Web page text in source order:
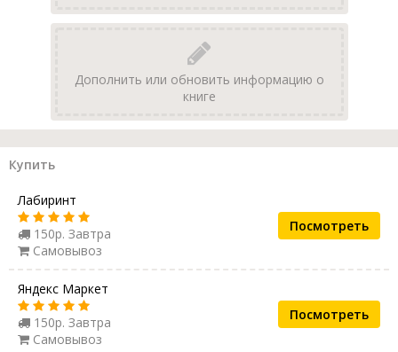
Дополнить или обновить информацию о
книге
Купить
Лабиринт
150р. Завтра
Самовывоз
Посмотреть
Яндекс Маркет
150р. Завтра
Самовывоз
Посмотреть